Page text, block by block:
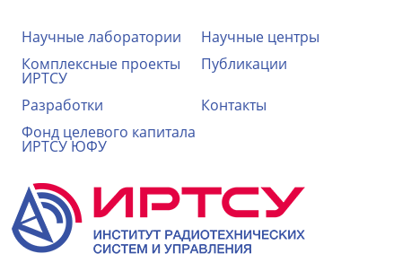
Научные лаборатории
Научные центры
Комплексные проекты
ИРТСУ
Публикации
Разработки
Контакты
Фонд целевого капитала
ИРТСУ ЮФУ